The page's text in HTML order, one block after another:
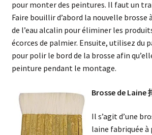
pour monter des peintures. Il faut un
Faire bouillir d’abord la nouvelle brosse
de l’eau alcalin pour éliminer les
écorces de palmier. Ensuite, utilisez du
pour polir le bord de la brosse afin
peinture pendant le montage.
Brosse de Laine
Il s’agit d’une
laine fabriquée à